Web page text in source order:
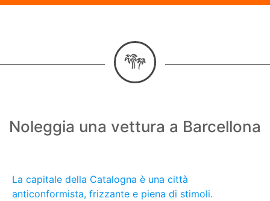
Noleggia una vettura a Barcellona
La capitale della Catalogna è una città
anticonformista, frizzante e piena di stimoli.